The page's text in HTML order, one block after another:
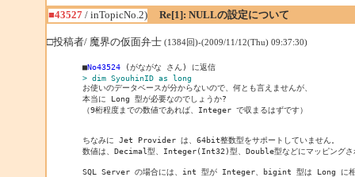
■43527/ inTopicNo.2) Re[1]: NULLの設定について
□投稿者/ 魔界の仮面弁士 (1384回)-(2009/11/12(Thu) 09:37:30)
■No43524
(がながな さん) に返信
> dim SyouhinID as long
本当に Long 型が必要なのでしょうか?
（9桁程度までの数値であれば、Integer で収まるはずです）
ちなみに Jet Provider は、64bit整数型をサポートしていません。
数値は、Decimal型、Integer(Int32)型、Double型などにマッピングさ
SQL Server の場合には、int 型が Integer、bigint 型は Long に相